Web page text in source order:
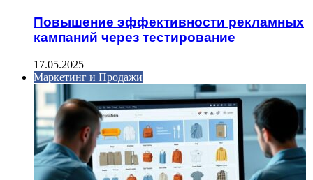
Повышение эффективности рекламных
кампаний через тестирование
17.05.2025
Маркетинг и Продажи